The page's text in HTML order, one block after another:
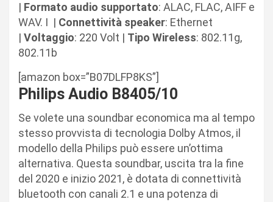
| Formato audio supportato: ALAC, FLAC, AIFF e
WAV. I | Connettività speaker: Ethernet
| Voltaggio: 220 Volt | Tipo Wireless: 802.11g,
802.11b
[amazon box=”B07DLFP8KS”]
Philips Audio B8405/10
Se volete una soundbar economica ma al tempo
stesso provvista di tecnologia Dolby Atmos, il
modello della Philips può essere un’ottima
alternativa. Questa soundbar, uscita tra la fine
del 2020 e inizio 2021, è dotata di connettività
bluetooth con canali 2.1 e una potenza di